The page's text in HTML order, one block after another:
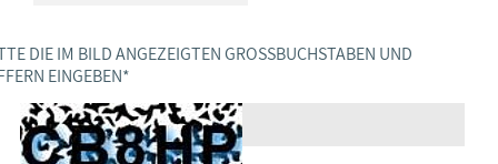
DIE IM BILD ANGEZEIGTEN GROSSBUCHSTABEN UND Z
EINGEBEN *